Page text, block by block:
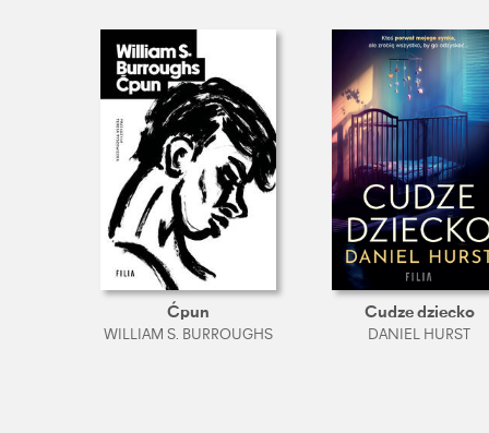
Ćpun
WILLIAM S. BURROUGHS
Cudze dziecko
DANIEL HURST